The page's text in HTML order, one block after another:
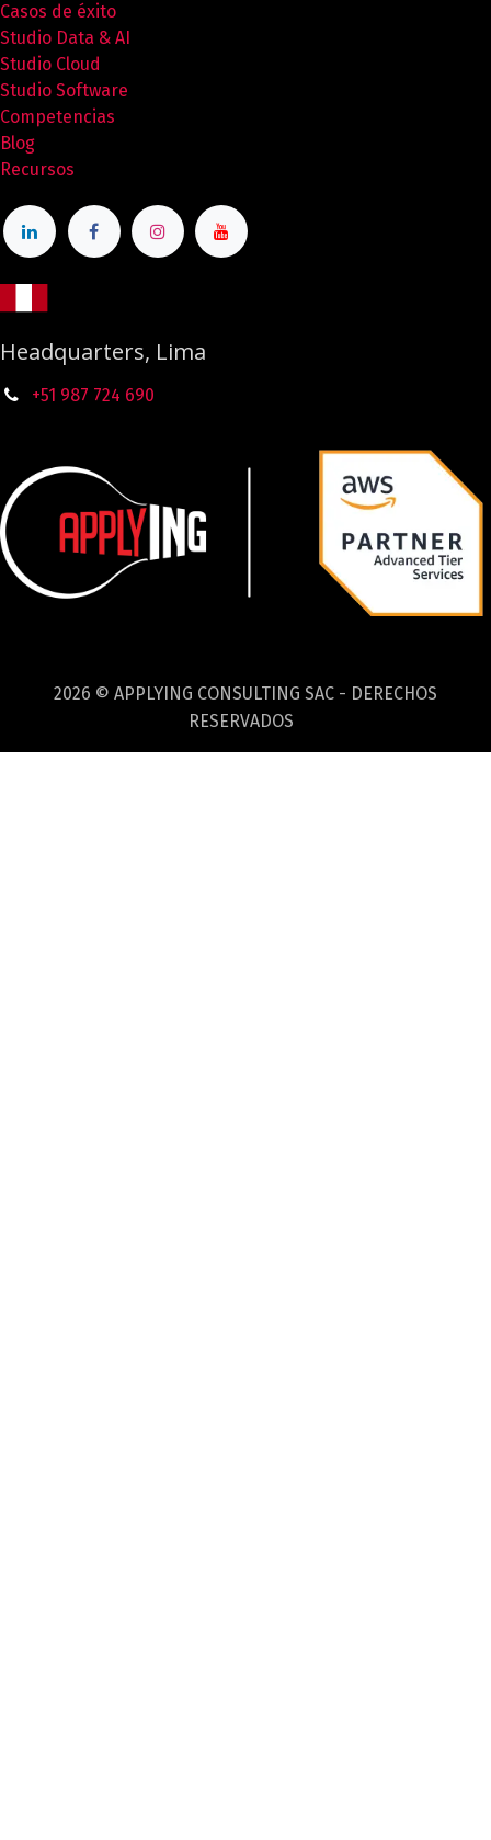
Casos de éxito
Studio Data & AI
Studio Cloud
Studio Software
Competencias
Blog
Recursos
Headquarters, Lima
+51 987 724 690
2026 © APPLYING CONSULTING SAC - DERECHOS
RESERVADOS